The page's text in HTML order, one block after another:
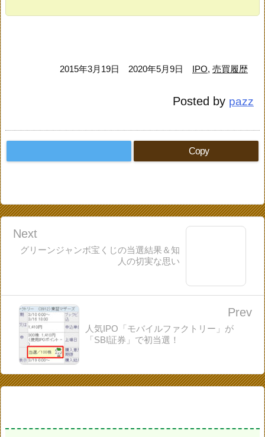
2015年3月19日 2020年5月9日 IPO, 売買履歴
Posted by pazz
Copy
グリーンジャンボ宝くじの当選結果＆知
人の切実な思い
Next
人気IPO「モバイルファクトリー」が
「SBI証券」で初当選！
Prev